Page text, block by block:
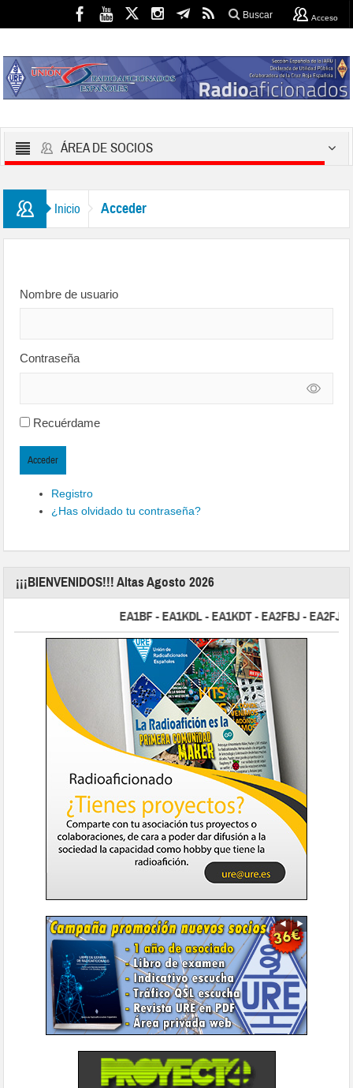
Buscar Acceso
ÁREA DE SOCIOS
Inicio Acceder
Nombre de usuario
Contraseña
Recuérdame
Acceder
Registro
¿Has olvidado tu contraseña?
¡¡¡BIENVENIDOS!!! Altas Agosto 2026
EA1BF - EA1KDL - EA1KDT - EA2FBJ - EA2FJU -